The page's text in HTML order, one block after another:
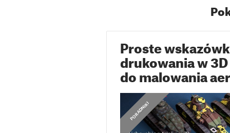
Proste
drukowania w
do malowania
PORADNIKI